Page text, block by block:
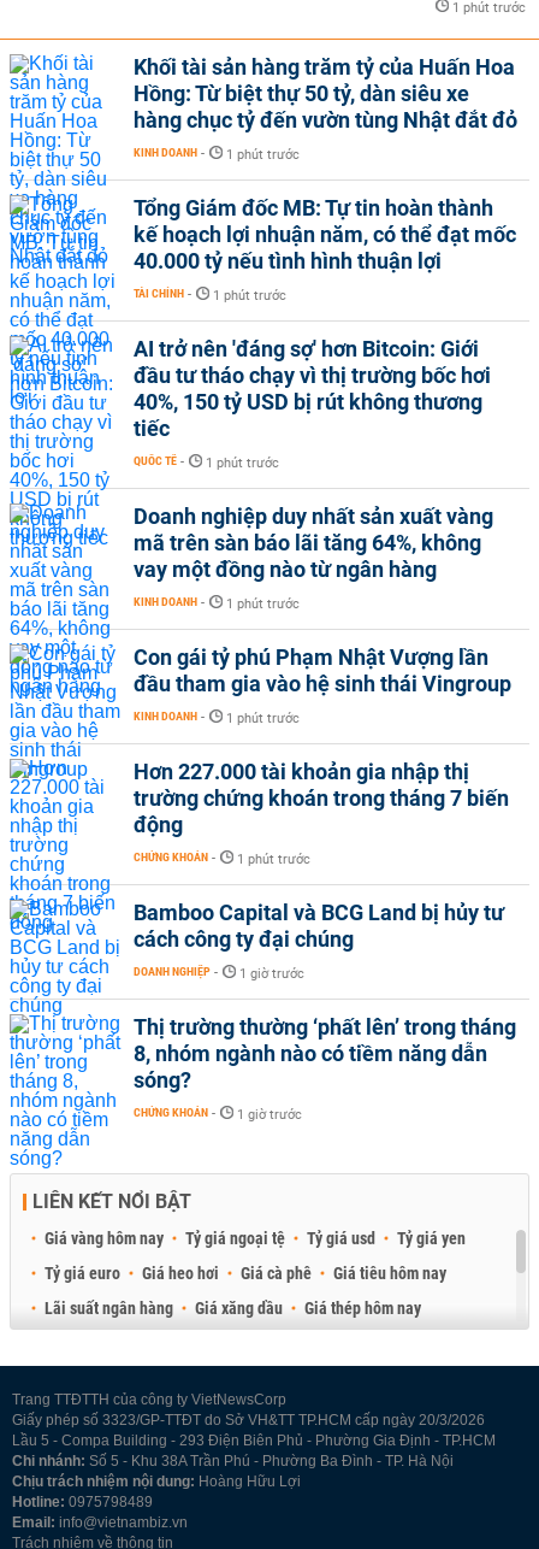
1 phút trước
Khối tài sản hàng trăm tỷ của Huấn Hoa
Hồng: Từ biệt thự 50 tỷ, dàn siêu xe
hàng chục tỷ đến vườn tùng Nhật đắt đỏ
KINH DOANH - 1 phút trước
Tổng Giám đốc MB: Tự tin hoàn thành
kế hoạch lợi nhuận năm, có thể đạt mốc
40.000 tỷ nếu tình hình thuận lợi
TÀI CHÍNH - 1 phút trước
AI trở nên 'đáng sợ' hơn Bitcoin: Giới
đầu tư tháo chạy vì thị trường bốc hơi
40%, 150 tỷ USD bị rút không thương
tiếc
QUỐC TẾ - 1 phút trước
Doanh nghiệp duy nhất sản xuất vàng
mã trên sàn báo lãi tăng 64%, không
vay một đồng nào từ ngân hàng
KINH DOANH - 1 phút trước
Con gái tỷ phú Phạm Nhật Vượng lần
đầu tham gia vào hệ sinh thái Vingroup
KINH DOANH - 1 phút trước
Hơn 227.000 tài khoản gia nhập thị
trường chứng khoán trong tháng 7 biến
động
CHỨNG KHOÁN - 1 phút trước
Bamboo Capital và BCG Land bị hủy tư
cách công ty đại chúng
DOANH NGHIỆP - 1 giờ trước
Thị trường thường ‘phất lên’ trong tháng
8, nhóm ngành nào có tiềm năng dẫn
sóng?
CHỨNG KHOÁN - 1 giờ trước
LIÊN KẾT NỔI BẬT
Giá vàng hôm nay Tỷ giá ngoại tệ Tỷ giá usd
Tỷ giá yen
Tỷ giá euro
Giá heo hơi Giá cà phê
Giá tiêu hôm nay
Lãi suất ngân hàng
Giá xăng dầu
Giá thép hôm nay
Trang TTĐTTH của công ty VietNewsCorp
Giấy phép số 3323/GP-TTĐT do Sở VH&TT TP.HCM cấp ngày 20/3/2026
Lầu 5 - Compa Building - 293 Điện Biên Phủ - Phường Gia Định - TP.HCM
Chi nhánh: Số 5 - Khu 38A Trần Phú - Phường Ba Đình - TP. Hà Nội
Chịu trách nhiệm nội dung: Hoàng Hữu Lợi
Hotline: 0975798489
Email: info@vietnambiz.vn
Trách nhiệm về thông tin